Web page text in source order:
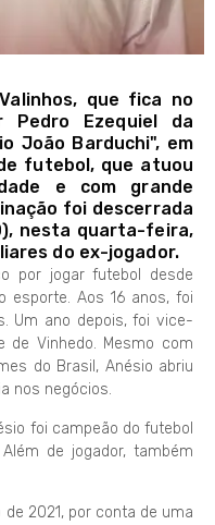
que fica no
Pedro Ezequiel da
João Barduchi", em
futebol, que atuou
e com grande
foi descerrada
nesta quarta-feira,
do ex-jogador.
por jogar futebol desde
esporte. Aos 16 anos, foi
Um ano depois, foi vice-
de Vinhedo. Mesmo com
do Brasil, Anésio abriu
nos negócios.
foi campeão do futebol
de jogador, também
2021, por conta de uma